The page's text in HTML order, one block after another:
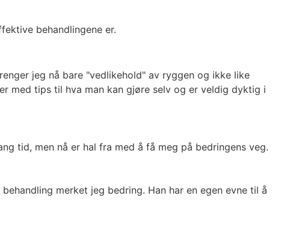
behandlingene er.
jeg nå bare "vedlikehold" av ryggen og ikke like
med tips til hva man kan gjøre selv og er veldig dyktig i
tid, men nå er hal fra med å få meg på bedringens veg.
merket jeg bedring. Han har en egen evne til å